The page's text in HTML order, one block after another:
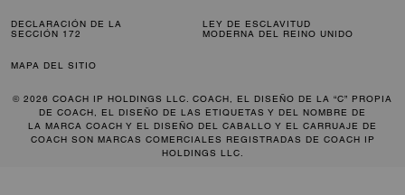
DECLARACIÓN DE LA
SECCIÓN 172
LEY DE ESCLAVITUD
MODERNA DEL REINO UNIDO
MAPA DEL SITIO
© 2026 COACH IP HOLDINGS LLC. COACH, EL DISEÑO DE LA “C” PROPIA
DE COACH, EL DISEÑO DE LAS ETIQUETAS Y DEL NOMBRE DE
LA MARCA COACH Y EL DISEÑO DEL CABALLO Y EL CARRUAJE DE
COACH SON MARCAS COMERCIALES REGISTRADAS DE COACH IP
HOLDINGS LLC.